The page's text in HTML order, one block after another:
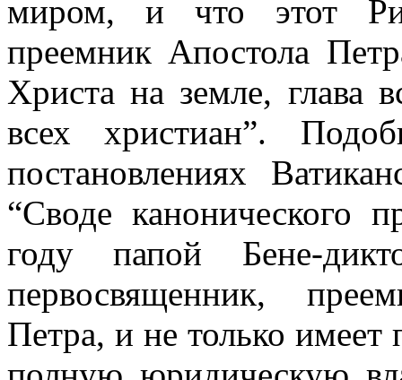
миром, и что этот
преемник Апостола
Христа на земле, глава
всех христиан”.
постановлениях
“Своде канонического
году папой Бене-
первосвященник,
Петра, и не только